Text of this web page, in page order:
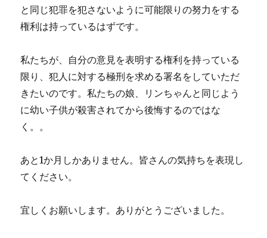
と同じ犯罪を犯さないように可能限りの努力をする
権利は持っているはずです。
私たちが、自分の意見を表明する権利を持っている
限り、犯人に対する極刑を求める署名をしていただ
きたいのです。私たちの娘、リンちゃんと同じよう
に幼い子供が殺害されてから後悔するのではな
く。。
あと1か月しかありません。皆さんの気持ちを表現し
てください。
宜しくお願いします。ありがとうございました。